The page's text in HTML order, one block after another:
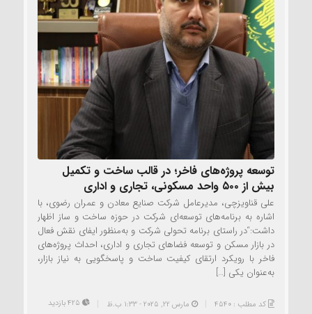
توسعه پروژه‌های فاخر؛ در قالب ساخت و تکمیل
بیش از ۵۰۰ واحد مسکونی، تجاری و اداری
علی قناویزچی، مدیرعامل شرکت صنایع معادن و عمران رضوی، با
اشاره به برنامه‌های توسعه‌ای شرکت در حوزه ساخت ‌و ساز اظهار
داشت:“در راستای برنامه تحولی شرکت و به‌منظور ایفای نقش فعال
در بازار مسکن و توسعه فضاهای تجاری و اداری، احداث پروژه‌های
فاخر با رویکرد ارتقای کیفیت ساخت و پاسخگویی به نیاز بازار،
به‌عنوان یکی […]
کد مطلب : 4540 مارس 22, 2025 - 1:33 ب.ظ